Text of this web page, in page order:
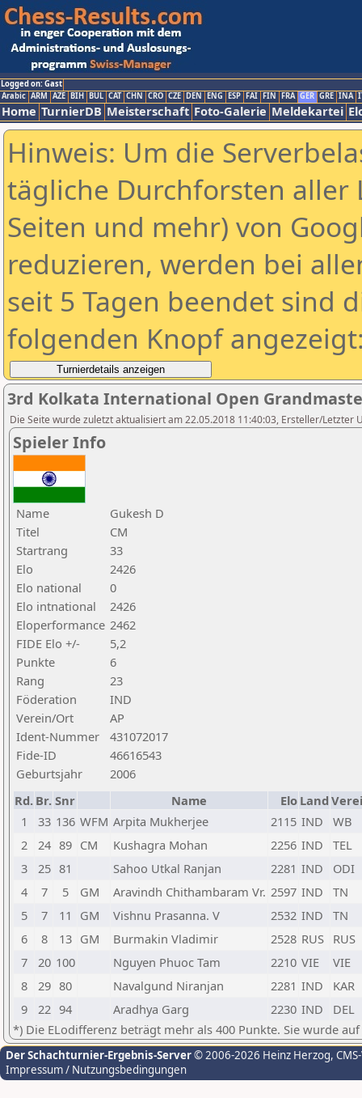
Logged on: Gast
Arabic ARM AZE BIH BUL CAT CHN CRO CZE DEN ENG ESP FAI FIN FRA GER GRE INA
Home TurnierDB Meisterschaft Foto-Galerie Meldekartei
Hinweis: Um die
tägliche Durchforsten aller
Seiten und mehr) von
reduzieren, werden bei
seit 5 Tagen beendet sind
folgenden Knopf
3rd Kolkata International Open
Die Seite wurde zuletzt aktualisiert am 22.05.2018 11:40:03, Ersteller/Letzter
Spieler Info
Name
Gukesh D
Titel
CM
Startrang
33
Elo
2426
Elo national
0
Elo intnational
2426
Eloperformance 2462
FIDE Elo +/-
5,2
Punkte
6
Rang
23
Föderation
IND
Verein/Ort
AP
Ident-Nummer
431072017
Fide-ID
46616543
Geburtsjahr
2006
Rd. Br. Snr Name Elo Land
1
33 136 WFM Arpita Mukherjee 2115 IND
WB
2
24 89 CM Kushagra Mohan 2256 IND
TEL
3
25 81 Sahoo Utkal Ranjan 2281 IND
ODI
4
7 5 GM Aravindh Chithambaram Vr. 2597 IND
TN
5
7 11 GM Vishnu Prasanna. V 2532 IND
TN
6
8 13 GM Burmakin Vladimir 2528 RUS RUS
7
20 100 Nguyen Phuoc Tam 2210 VIE
VIE
8
29 80 Navalgund Niranjan 2281 IND
KAR
9
22 94 Aradhya Garg 2230 IND
DEL
*) Die ELodifferenz beträgt mehr als 400 Punkte. Sie wurde
Der Schachturnier-Ergebnis-Server© 2006-2026 Heinz Herzog,
Impressum / Nutzungsbedingungen